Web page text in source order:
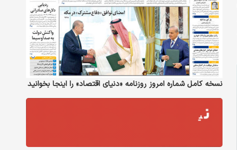
نسخه کامل شماره امروز روزنامه «دنیای‌ اقتصاد» را اینجا بخوانید